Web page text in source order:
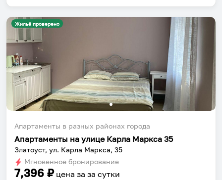
Жильё проверено
Апартаменты в разных районах города
Апартаменты на улице Карла Маркса 35
Златоуст, ул. Карла Маркса, 35
Мгновенное бронирование
7,396 ₽ цена за за сутки
Установить приложение